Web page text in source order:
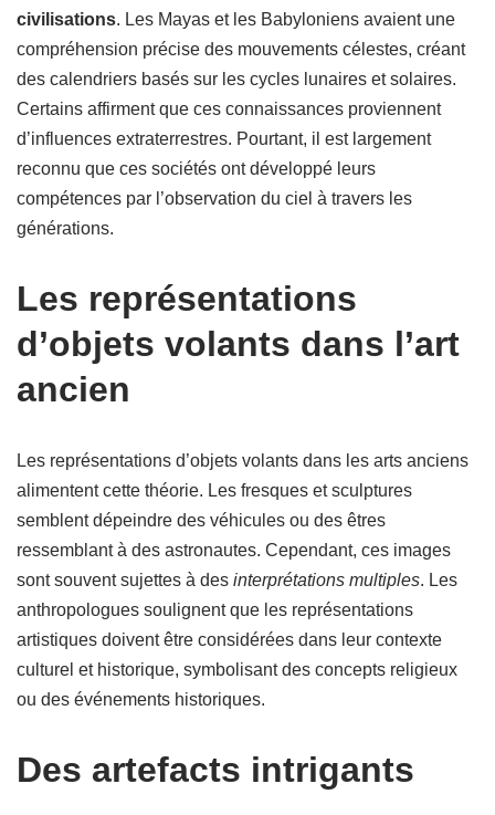
civilisations. Les Mayas et les Babyloniens avaient une
compréhension précise des mouvements célestes, créant
des calendriers basés sur les cycles lunaires et solaires.
Certains affirment que ces connaissances proviennent
d’influences extraterrestres. Pourtant, il est largement
reconnu que ces sociétés ont développé leurs
compétences par l’observation du ciel à travers les
générations.
Les représentations
d’objets volants dans l’art
ancien
Les représentations d’objets volants dans les arts anciens
alimentent cette théorie. Les fresques et sculptures
semblent dépeindre des véhicules ou des êtres
ressemblant à des astronautes. Cependant, ces images
sont souvent sujettes à des interprétations multiples. Les
anthropologues soulignent que les représentations
artistiques doivent être considérées dans leur contexte
culturel et historique, symbolisant des concepts religieux
ou des événements historiques.
Des artefacts intrigants